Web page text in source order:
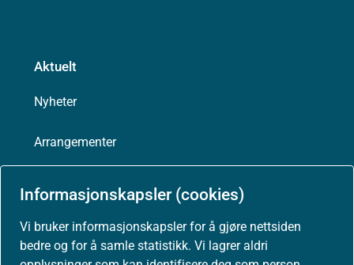
Informasjonskapsler (cookies)
Vi bruker informasjonskapsler for å gjøre nettsiden
bedre og for å samle statistikk. Vi lagrer aldri
Aktuelt
Nyheter
Arrangementer
Presse